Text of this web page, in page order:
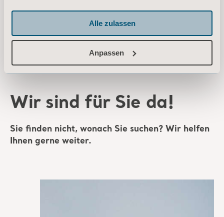
Alle zulassen
Anpassen
* Bitte wenden Sie sich an Ihren Vertriebspartner vor Ort, ob das Produkt
in Ihrem Land verfügbar ist.
Wir sind für Sie da!
Sie finden nicht, wonach Sie suchen? Wir helfen
Ihnen gerne weiter.